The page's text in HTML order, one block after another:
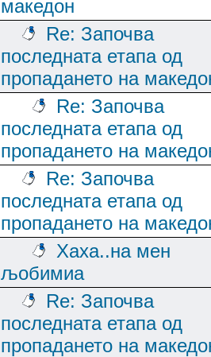
македон
Re: Започва
последната етапа од
пропадането на
Re: Започва
последната етапа од
пропадането на
Re: Започва
последната етапа од
пропадането на
Хаха..на мен
љобимиа
Re: Започва
последната етапа од
пропадането на